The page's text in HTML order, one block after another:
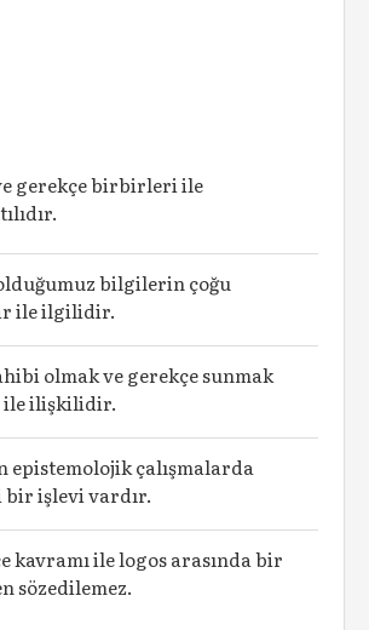
gerekçe birbirleri ile
bilgilerin çoğu
ile ilgilidir.
olmak ve gerekçe sunmak
ilişkilidir.
epistemolojik çalışmalarda
bir işlevi vardır.
kavramı ile logos arasında bir
sözedilemez.